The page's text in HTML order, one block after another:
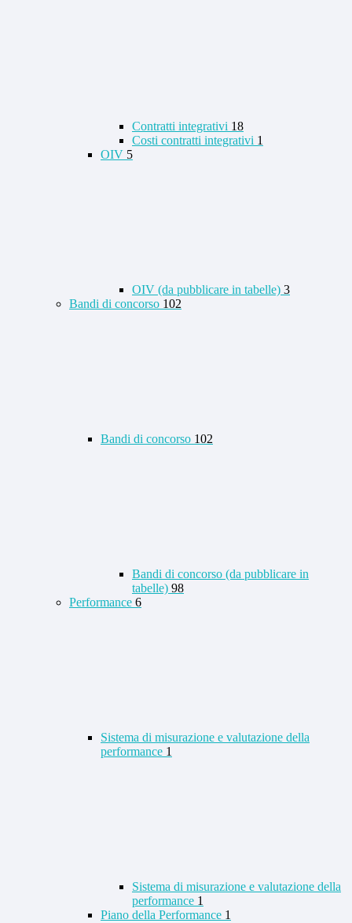
Contratti integrativi 18
Costi contratti integrativi 1
OIV 5
OIV (da pubblicare in tabelle) 3
Bandi di concorso 102
Bandi di concorso 102
Bandi di concorso (da pubblicare in
tabelle) 98
Performance 6
Sistema di misurazione e valutazione della
performance 1
Sistema di misurazione e valutazione della
performance 1
Piano della Performance 1